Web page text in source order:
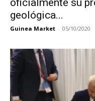
oficialmente su
geológica...
Guinea Market - 05/10/2020